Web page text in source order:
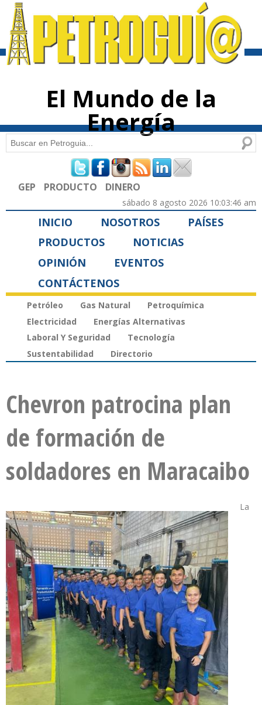
contenido
El Mundo de la
Energía
Formulario de búsqueda
Buscar
GEP PRODUCTO DINERO
sábado 8 agosto 2026 10:03:46 am
INICIO NOSOTROS
PAÍSES
PRODUCTOS
NOTICIAS
OPINIÓN
EVENTOS
CONTÁCTENOS
Petróleo Gas Natural
Petroquímica
Electricidad
Energías Alternativas
Laboral Y Seguridad
Tecnología
Sustentabilidad
Directorio
Chevron patrocina plan
de formación de
soldadores en Maracaibo
La